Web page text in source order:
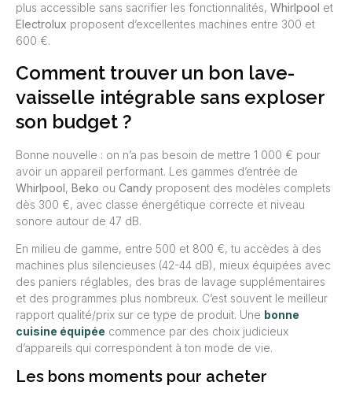
plus accessible sans sacrifier les fonctionnalités, Whirlpool et
Electrolux proposent d’excellentes machines entre 300 et
600 €.
Comment trouver un bon lave-
vaisselle intégrable sans exploser
son budget ?
Bonne nouvelle : on n’a pas besoin de mettre 1 000 € pour
avoir un appareil performant. Les gammes d’entrée de
Whirlpool, Beko ou Candy proposent des modèles complets
dès 300 €, avec classe énergétique correcte et niveau
sonore autour de 47 dB.
En milieu de gamme, entre 500 et 800 €, tu accèdes à des
machines plus silencieuses (42-44 dB), mieux équipées avec
des paniers réglables, des bras de lavage supplémentaires
et des programmes plus nombreux. C’est souvent le meilleur
rapport qualité/prix sur ce type de produit. Une bonne
cuisine équipée commence par des choix judicieux
d’appareils qui correspondent à ton mode de vie.
Les bons moments pour acheter